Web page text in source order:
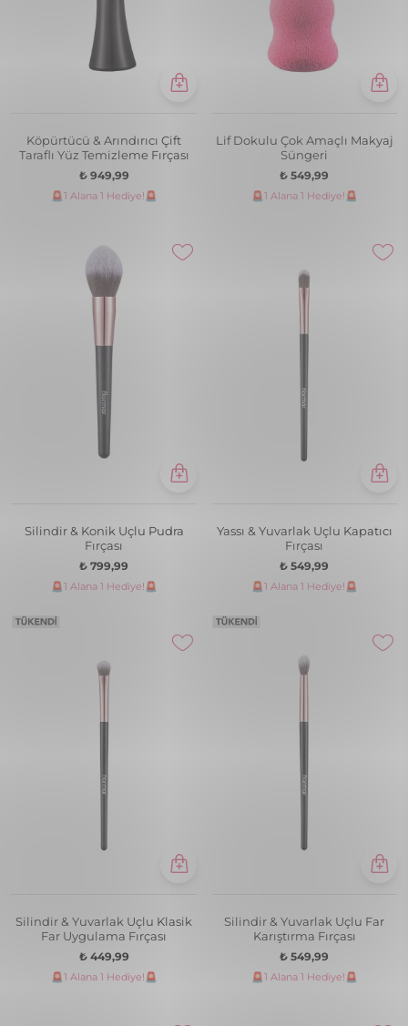
Köpürtücü & Arındırıcı Çift
Taraflı Yüz Temizleme Fırçası
₺ 949,99
🚨1 Alana 1 Hediye!🚨
Lif Dokulu Çok Amaçlı Makyaj
Süngeri
₺ 549,99
🚨1 Alana 1 Hediye!🚨
Silindir & Konik Uçlu Pudra
Fırçası
₺ 799,99
🚨1 Alana 1 Hediye!🚨
Yassı & Yuvarlak Uçlu Kapatıcı
Fırçası
₺ 549,99
🚨1 Alana 1 Hediye!🚨
Silindir & Yuvarlak Uçlu Klasik
Far Uygulama Fırçası
₺ 449,99
🚨1 Alana 1 Hediye!🚨
Silindir & Yuvarlak Uçlu Far
Karıştırma Fırçası
₺ 549,99
🚨1 Alana 1 Hediye!🚨